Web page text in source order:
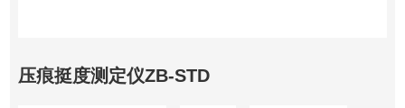
压痕挺度测定仪ZB-STD